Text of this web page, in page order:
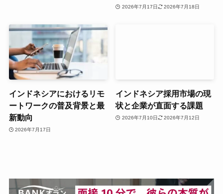
2026年7月17日 2026年7月18日
インドネシアにおけるリモ
ートワークの普及背景と最
新動向
2026年7月17日
インドネシア採用市場の現
状と企業が直面する課題
2026年7月10日 2026年7月12日